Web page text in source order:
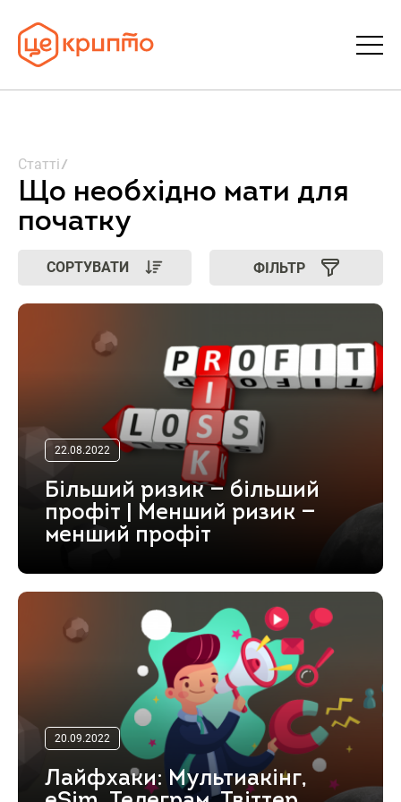
Увійти | Реєстрація
Статті
Що необхідно мати для
початку
СОРТУВАТИ ФІЛЬТР
22.08.2022
Більший ризик — більший
профіт | Менший ризик —
менший профіт
20.09.2022
Лайфхаки: Мультиакінг,